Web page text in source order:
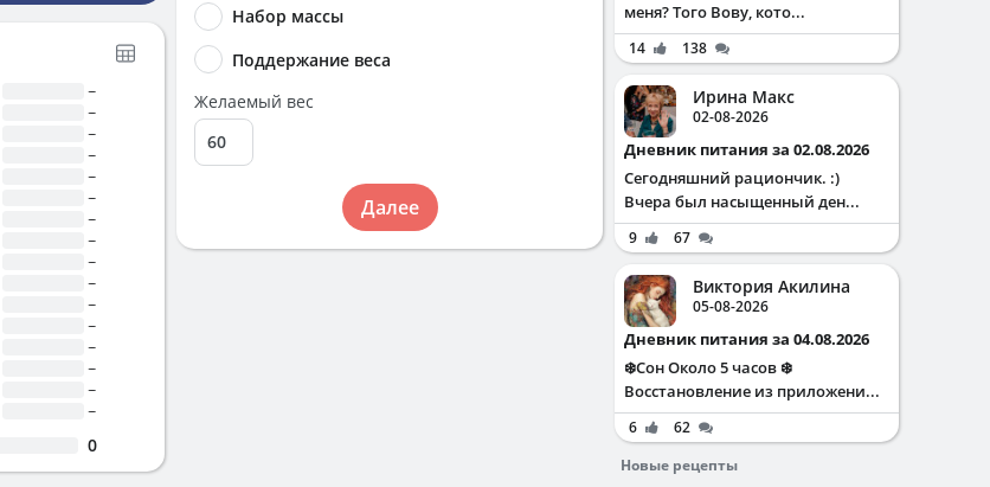
~
~
~
~
~
~
~
~
~
~
~
~
~
~
~
~
0
Набор массы
Поддержание веса
Желаемый вес
Далее
меня? Того Вову, кото...
14 138
Ирина Макс
02-08-2026
Дневник питания за 02.08.2026
Сегодняшний рациончик. :)
Вчера был насыщенный ден...
9 67
Виктория Акилина
05-08-2026
Дневник питания за 04.08.2026
❄️Сон Около 5 часов ❄️
Восстановление из приложени...
6
62
Новые рецепты